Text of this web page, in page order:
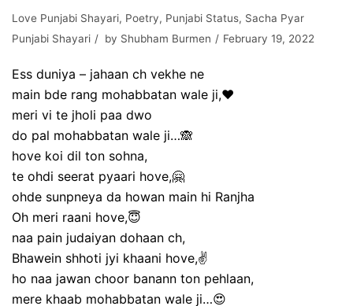
Love Punjabi Shayari, Poetry, Punjabi Status, Sacha Pyar
Punjabi Shayari
by Shubham Burmen February 19, 2022
Ess duniya – jahaan ch vekhe ne
main bde rang mohabbatan wale ji,❤
meri vi te jholi paa dwo
do pal mohabbatan wale ji…🙈
hove koi dil ton sohna,
te ohdi seerat pyaari hove,🤗
ohde sunpneya da howan main hi Ranjha
Oh meri raani hove,😇
naa pain judaiyan dohaan ch,
Bhawein shhoti jyi khaani hove,✌
ho naa jawan choor banann ton pehlaan,
mere khaab mohabbatan wale ji…😍